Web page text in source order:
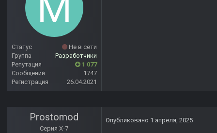
Статус
Не в сети
Группа
Разработчики
Репутация
1 077
Сообщений
1747
Регистрация
26.04.2021
Prostomod
Серия Х-7
Опубликовано 1 апреля, 2025